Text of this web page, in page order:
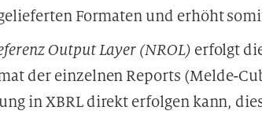
Formaten und erhöht
Output Layer (NROL) erfolgt
der einzelnen Reports (Melde-
in XBRL direkt erfolgen kann,